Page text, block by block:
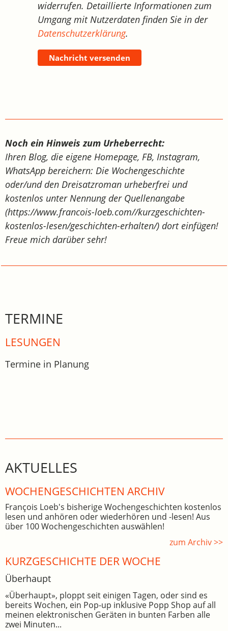
widerrufen. Detaillierte Informationen zum
Umgang mit Nutzerdaten finden Sie in der
Datenschutzerklärung.
Nachricht versenden
Noch ein Hinweis zum Urheberrecht:
Ihren Blog, die eigene Homepage, FB, Instagram,
WhatsApp bereichern: Die Wochengeschichte
oder/und den Dreisatzroman urheberfrei und
kostenlos unter Nennung der Quellenangabe
(https://www.francois-loeb.com//kurzgeschichten-
kostenlos-lesen/geschichten-erhalten/) dort einfügen!
Freue mich darüber sehr!
TERMINE
LESUNGEN
Termine in Planung
AKTUELLES
WOCHEN­GE­SCHICHTEN ARCHIV
François Loeb's bisherige Wochengeschichten kostenlos
lesen und anhören oder wiederhören und -lesen! Aus
über 100 Wochengeschichten auswählen!
zum Archiv >>
KURZGESCHICHTE DER WOCHE
Überhaupt
«Überhaupt», ploppt seit einigen Tagen, oder sind es
bereits Wochen, ein Pop-up inklusive Popp Shop auf all
meinen elektronischen Geräten in bunten Farben alle
zwei Minuten...